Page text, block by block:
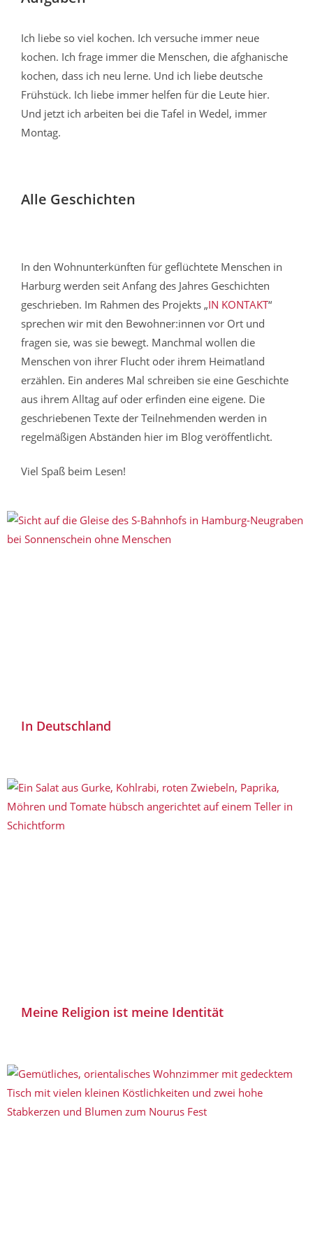
Ich liebe so viel kochen. Ich versuche immer neue
kochen. Ich frage immer die Menschen, die afghanische
kochen, dass ich neu lerne. Und ich liebe deutsche
Frühstück. Ich liebe immer helfen für die Leute hier.
Und jetzt ich arbeiten bei die Tafel in Wedel, immer
Montag.
Alle Geschichten
In den Wohnunterkünften für geflüchtete Menschen in
Harburg werden seit Anfang des Jahres Geschichten
geschrieben. Im Rahmen des Projekts „IN KONTAKT“
sprechen wir mit den Bewohner:innen vor Ort und
fragen sie, was sie bewegt. Manchmal wollen die
Menschen von ihrer Flucht oder ihrem Heimatland
erzählen. Ein anderes Mal schreiben sie eine Geschichte
aus ihrem Alltag auf oder erfinden eine eigene. Die
geschriebenen Texte der Teilnehmenden werden in
regelmäßigen Abständen hier im Blog veröffentlicht.
Viel Spaß beim Lesen!
In Deutschland
Meine Religion ist meine Identität